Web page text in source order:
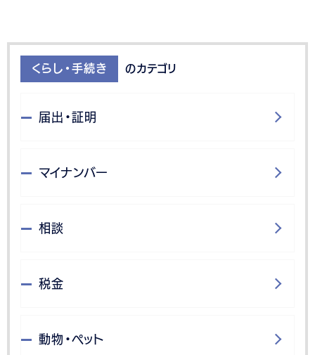
くらし・手続き のカテゴリ
届出・証明
マイナンバー
相談
税金
動物・ペット